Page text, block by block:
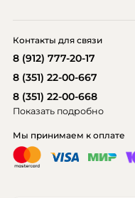
Мы принимаем к оплате
Контакты для связи
8 (912) 777-20-17
8 (351) 22-00-667
8 (351) 22-00-668
Показать подробно